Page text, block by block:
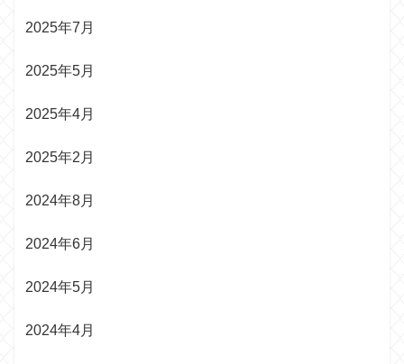
2025年7月
2025年5月
2025年4月
2025年2月
2024年8月
2024年6月
2024年5月
2024年4月